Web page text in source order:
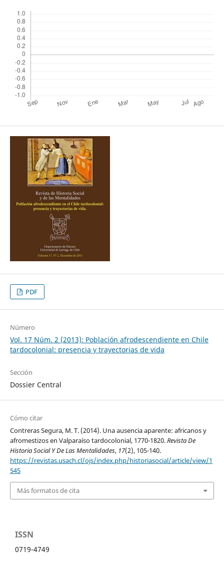
PDF
Número
Vol. 17 Núm. 2 (2013): Población afrodescendiente en Chile
tardocolonial: presencia y trayectorias de vida
Sección
Dossier Central
Cómo citar
Contreras Segura, M. T. (2014). Una ausencia aparente: africanos y
afromestizos en Valparaíso tardocolonial, 1770-1820.Revista De
Historia Social Y De Las Mentalidades, 17(2), 105-140.
https://revistas.usach.cl/ojs/index.php/historiasocial/article/view/1
545
Más formatos de cita
ISSN
0719-4749